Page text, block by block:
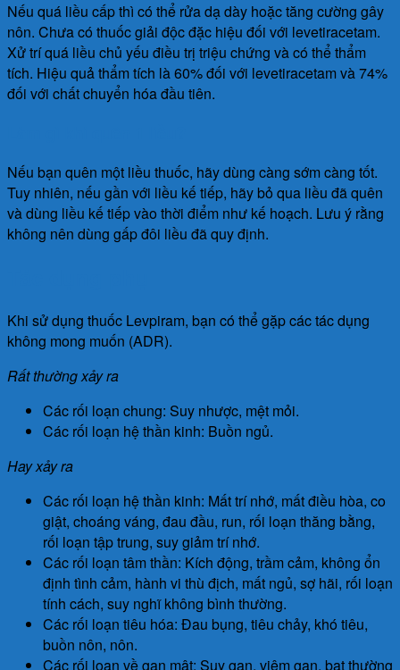
Nếu quá liều cấp thì có thể rửa dạ dày hoặc tăng cường gây
nôn. Chưa có thuốc giải độc đặc hiệu đối với levetiracetam.
Xử trí quá liều chủ yếu điều trị triệu chứng và có thể thẩm
tích. Hiệu quả thẩm tích là 60% đối với levetiracetam và 74%
đối với chất chuyển hóa đầu tiên.
Nếu bạn quên một liều thuốc, hãy dùng càng sớm càng tốt.
Tuy nhiên, nếu gần với liều kế tiếp, hãy bỏ qua liều đã quên
và dùng liều kế tiếp vào thời điểm như kế hoạch. Lưu ý rằng
không nên dùng gấp đôi liều đã quy định.
Khi sử dụng thuốc Levpiram, bạn có thể gặp các tác dụng
không mong muốn (ADR).
Rất thường xảy ra
Các rối loạn chung: Suy nhược, mệt mỏi.
Các rối loạn hệ thần kinh: Buồn ngủ.
Hay xảy ra
Các rối loạn hệ thần kinh: Mất trí nhớ, mất điều hòa, co
giật, choáng váng, đau đầu, run, rối loạn thăng bằng,
rối loạn tập trung, suy giảm trí nhớ.
Các rối loạn tâm thần: Kích động, trầm cảm, không ổn
định tình cảm, hành vi thù địch, mất ngủ, sợ hãi, rối loạn
tính cách, suy nghĩ không bình thường.
Các rối loạn tiêu hóa: Đau bụng, tiêu chảy, khó tiêu,
buồn nôn, nôn.
Các rối loạn về gan mật: Suy gan, viêm gan, bat thường